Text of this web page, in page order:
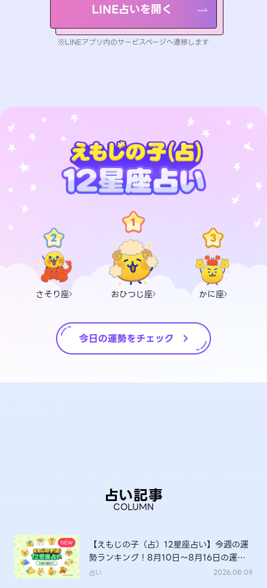
LINE占いを開く
※LINEアプリ内のサービスページへ遷移します
さそり座 おひつじ座 かに座
占い記事
COLUMN
【えもじの子（占）12星座占い】今週の運
勢ランキング！8月10日～8月16日の運勢
は？
占い 2026.08.09